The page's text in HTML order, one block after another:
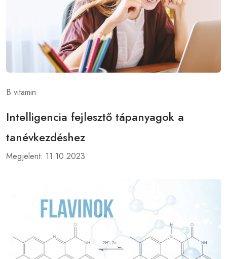
B vitamin
Intelligencia fejlesztő tápanyagok a
tanévkezdéshez
Megjelent: 11.10.2023